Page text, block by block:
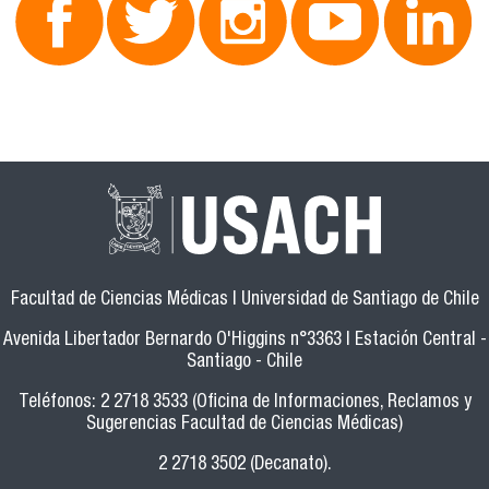
Facultad de Ciencias Médicas | Universidad de Santiago de Chile
Avenida Libertador Bernardo O'Higgins n°3363 | Estación Central -
Santiago - Chile
Teléfonos: 2 2718 3533 (Oficina de Informaciones, Reclamos y
Sugerencias Facultad de Ciencias Médicas)
2 2718 3502 (Decanato).